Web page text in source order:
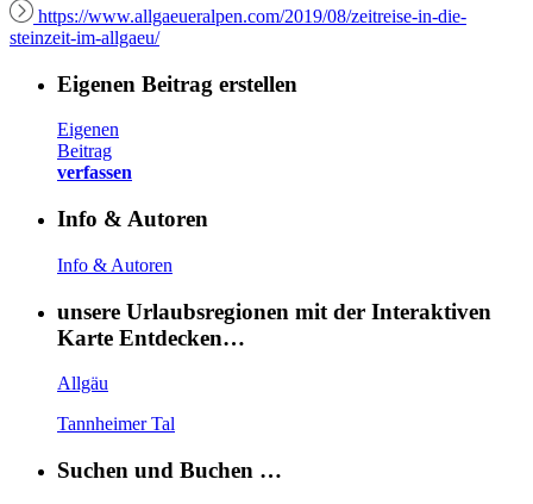
https://www.allgaeueralpen.com/2019/08/zeitreise-in-die-
steinzeit-im-allgaeu/
Eigenen Beitrag erstellen
Eigenen
Beitrag
verfassen
Info & Autoren
Info & Autoren
unsere Urlaubsregionen mit der Interaktiven
Karte Entdecken…
Allgäu
Tannheimer Tal
Suchen und Buchen …